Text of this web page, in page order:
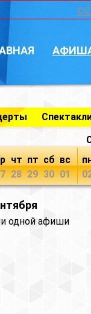
чт
28
пт
29
сб
30
вс
01
одной афиши